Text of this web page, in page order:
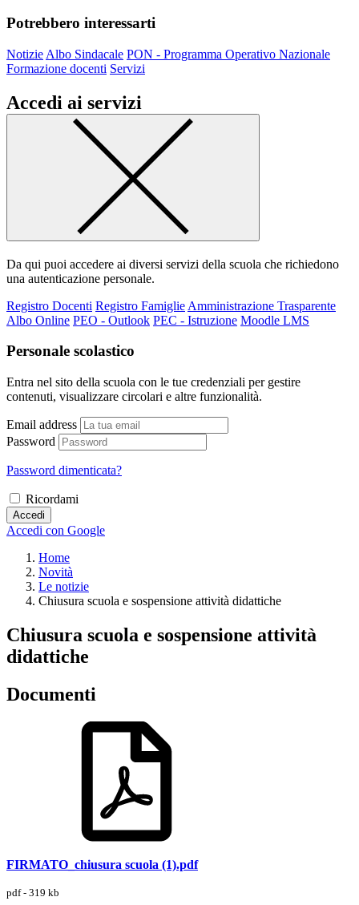
Potrebbero interessarti
Notizie Albo Sindacale PON - Programma Operativo Nazionale
Formazione docenti Servizi
Accedi ai servizi
Da qui puoi accedere ai diversi servizi della scuola che richiedono
una autenticazione personale.
Registro Docenti Registro Famiglie Amministrazione Trasparente
Albo Online PEO - Outlook PEC - Istruzione Moodle LMS
Personale scolastico
Entra nel sito della scuola con le tue credenziali per gestire
contenuti, visualizzare circolari e altre funzionalità.
Email address
Password
Password dimenticata?
Ricordami
Accedi
Accedi con Google
Home
Novità
Le notizie
Chiusura scuola e sospensione attività didattiche
Chiusura scuola e sospensione attività
didattiche
Documenti
FIRMATO_chiusura scuola (1).pdf
pdf - 319 kb